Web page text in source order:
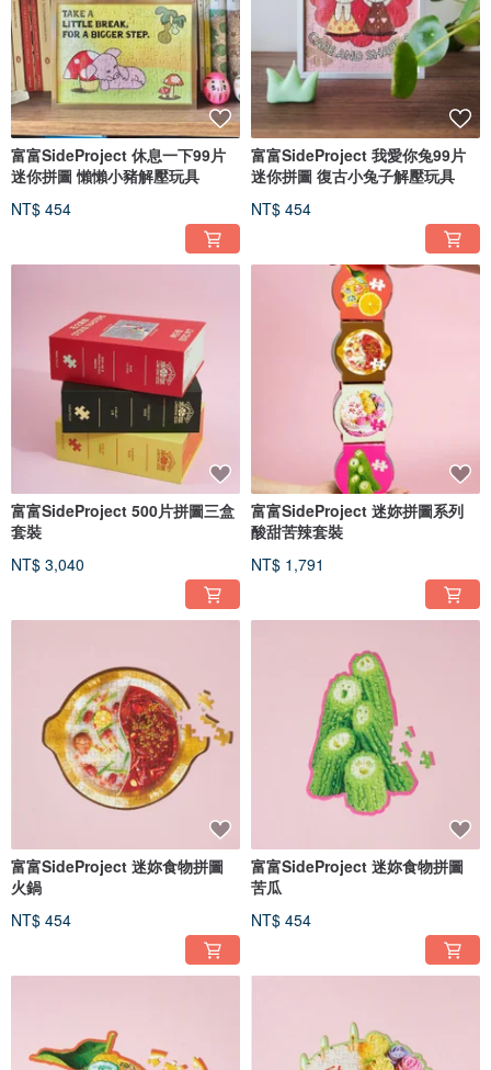
富富SideProject 休息一下99片
迷你拼圖 懶懶小豬解壓玩具
NT$ 454
富富SideProject 我愛你兔99片
迷你拼圖 復古小兔子解壓玩具
NT$ 454
富富SideProject 500片拼圖三盒
套裝
NT$ 3,040
富富SideProject 迷妳拼圖系列
酸甜苦辣套裝
NT$ 1,791
富富SideProject 迷妳食物拼圖
火鍋
NT$ 454
富富SideProject 迷妳食物拼圖
苦瓜
NT$ 454